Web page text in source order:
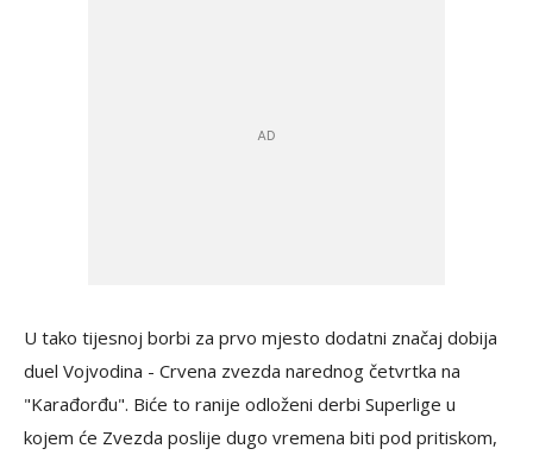
U tako tijesnoj borbi za prvo mjesto dodatni značaj dobija
duel Vojvodina - Crvena zvezda narednog četvrtka na
"Karađorđu". Biće to ranije odloženi derbi Superlige u
kojem će Zvezda poslije dugo vremena biti pod pritiskom,